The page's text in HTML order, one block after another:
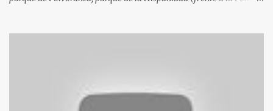
estadio municipal de Butarque) y caminos entre el estadio y Plaza